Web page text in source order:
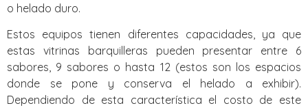
o helado duro.
Estos equipos tienen diferentes capacidades, ya que
estas vitrinas barquilleras pueden presentar entre 6
sabores, 9 sabores o hasta 12 (estos son los espacios
donde se pone y conserva el helado a exhibir).
Dependiendo de esta característica el costo de este